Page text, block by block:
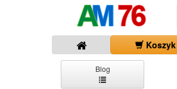
Koszyk
Blog